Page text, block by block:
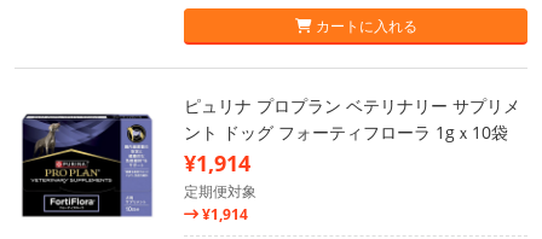
カートに入れる
ピュリナ プロプラン ベテリナリー サプリメ
ント ドッグ フォーティフローラ 1gｘ10袋
¥1,914
定期便対象
¥1,914